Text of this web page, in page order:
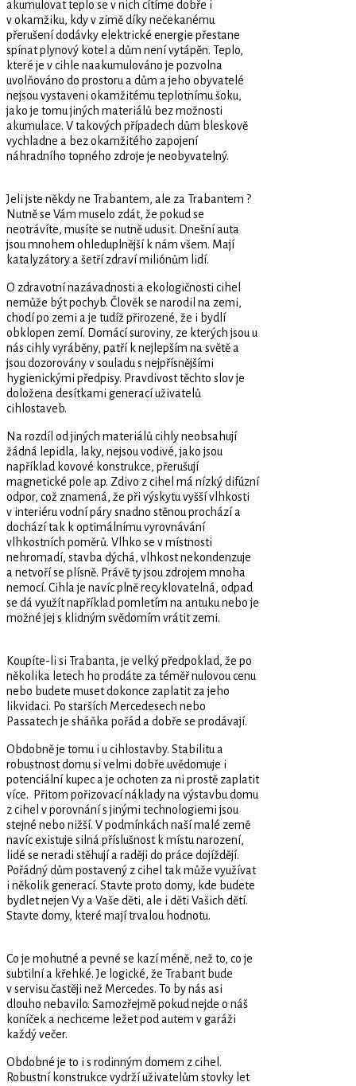
akumulovat teplo se v nich cítíme dobře i
v okamžiku, kdy v zimě díky nečekanému
přerušení dodávky elektrické energie přestane
spínat plynový kotel a dům není vytápěn. Teplo,
které je v cihle naakumulováno je pozvolna
uvolňováno do prostoru a dům a jeho obyvatelé
nejsou vystaveni okamžitému teplotnímu šoku,
jako je tomu jiných materiálů bez možnosti
akumulace. V takových případech dům bleskově
vychladne a bez okamžitého zapojení
náhradního topného zdroje je neobyvatelný.
Jeli jste někdy ne Trabantem, ale za Trabantem ?
Nutně se Vám muselo zdát, že pokud se
neotrávíte, musíte se nutně udusit. Dnešní auta
jsou mnohem ohleduplnější k nám všem. Mají
katalyzátory a šetří zdraví miliónům lidí.
O zdravotní nazávadnosti a ekologičnosti cihel
nemůže být pochyb. Člověk se narodil na zemi,
chodí po zemi a je tudíž přirozené, že i bydlí
obklopen zemí. Domácí suroviny, ze kterých jsou u
nás cihly vyráběny, patří k nejlepším na světě a
jsou dozorovány v souladu s nejpřísnějšími
hygienickými předpisy. Pravdivost těchto slov je
doložena desítkami generací uživatelů
cihlostaveb.
Na rozdíl od jiných materiálů cihly neobsahují
žádná lepidla, laky, nejsou vodivé, jako jsou
například kovové konstrukce, přerušují
magnetické pole ap. Zdivo z cihel má nízký difúzní
odpor, což znamená, že při výskytu vyšší vlhkosti
v interiéru vodní páry snadno stěnou prochází a
dochází tak k optimálnímu vyrovnávání
vlhkostních poměrů. Vlhko se v místnosti
nehromadí, stavba dýchá, vlhkost nekondenzuje
a netvoří se plísně. Právě ty jsou zdrojem mnoha
nemocí. Cihla je navíc plně recyklovatelná, odpad
se dá využít například pomletím na antuku nebo je
možné jej s klidným svědomím vrátit zemi.
Koupíte-li si Trabanta, je velký předpoklad, že po
několika letech ho prodáte za téměř nulovou cenu
nebo budete muset dokonce zaplatit za jeho
likvidaci. Po starších Mercedesech nebo
Passatech je sháňka pořád a dobře se prodávají.
Obdobně je tomu i u cihlostavby. Stabilitu a
robustnost domu si velmi dobře uvědomuje i
potenciální kupec a je ochoten za ni prostě zaplatit
více. Přitom pořizovací náklady na výstavbu domu
z cihel v porovnání s jinými technologiemi jsou
stejné nebo nižší. V podmínkách naší malé země
navíc existuje silná příslušnost k místu narození,
lidé se neradi stěhují a raději do práce dojíždějí.
Pořádný dům postavený z cihel tak může využívat
i několik generací. Stavte proto domy, kde budete
bydlet nejen Vy a Vaše děti, ale i děti Vašich dětí.
Stavte domy, které mají trvalou hodnotu.
Co je mohutné a pevné se kazí méně, než to, co je
subtilní a křehké. Je logické, že Trabant bude
v servisu častěji než Mercedes. To by nás asi
dlouho nebavilo. Samozřejmě pokud nejde o náš
koníček a nechceme ležet pod autem v garáži
každý večer.
Obdobné je to i s rodinným domem z cihel.
Robustní konstrukce vydrží uživatelům stovky let